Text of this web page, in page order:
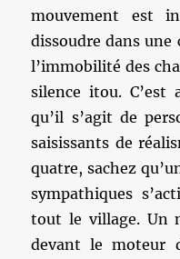
mouvement est
dissoudre dans une
l’immobilité des
silence itou. C’est
qu’il s’agit de
saisissants de
quatre, sachez
sympathiques
tout le village. Un
devant le moteur